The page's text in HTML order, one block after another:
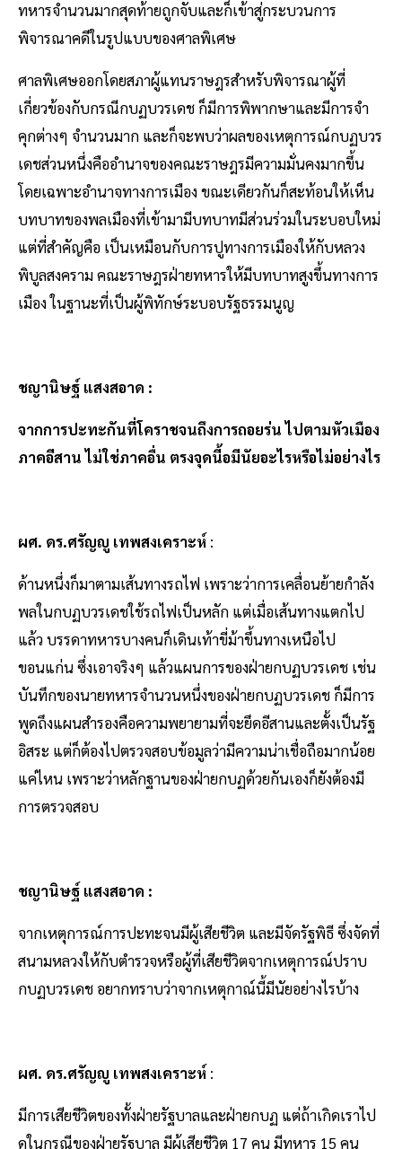
ทหารจำนวนมากสุดท้ายถูกจับและก็เข้าสู่กระบวนการ
พิจารณาคดีในรูปแบบของศาลพิเศษ
ศาลพิเศษออกโดยสภาผู้แทนราษฎรสำหรับพิจารณาผู้ที่
เกี่ยวข้องกับกรณีกบฏบวรเดช ก็มีการพิพากษาและมีการจำ
คุกต่างๆ จำนวนมาก และก็จะพบว่าผลของเหตุการณ์กบฏบวร
เดชส่วนหนึ่งคืออำนาจของคณะราษฎรมีความมั่นคงมากขึ้น
โดยเฉพาะอำนาจทางการเมือง ขณะเดียวกันก็สะท้อนให้เห็น
บทบาทของพลเมืองที่เข้ามามีบทบาทมีส่วนร่วมในระบอบใหม่
แต่ที่สำคัญคือ เป็นเหมือนกับการปูทางการเมืองให้กับหลวง
พิบูลสงคราม คณะราษฎรฝ่ายทหารให้มีบทบาทสูงขึ้นทางการ
เมือง ในฐานะที่เป็นผู้พิทักษ์ระบอบรัฐธรรมนูญ
ชญานิษฐ์ แสงสอาด :
จากการปะทะกันที่โคราชจนถึงการถอยร่น ไปตามหัวเมือง
ภาคอีสาน ไม่ใช่ภาคอื่น ตรงจุดนี้อมีนัยอะไรหรือไม่อย่างไร
ผศ. ดร.ศรัญญู เทพสงเคราะห์ :
ด้านหนึ่งก็มาตามเส้นทางรถไฟ เพราะว่าการเคลื่อนย้ายกำลัง
พลในกบฏบวรเดชใช้รถไฟเป็นหลัก แต่เมื่อเส้นทางแตกไป
แล้ว บรรดาทหารบางคนก็เดินเท้าขี่ม้าขึ้นทางเหนือไป
ขอนแก่น ซึ่งเอาจริงๆ แล้วแผนการของฝ่ายกบฏบวรเดช เช่น
บันทึกของนายทหารจำนวนหนึ่งของฝ่ายกบฏบวรเดช ก็มีการ
พูดถึงแผนสำรองคือความพยายามที่จะยึดอีสานและตั้งเป็นรัฐ
อิสระ แต่ก็ต้องไปตรวจสอบข้อมูลว่ามีความน่าเชื่อถือมากน้อย
แค่ไหน เพราะว่าหลักฐานของฝ่ายกบฏด้วยกันเองก็ยังต้องมี
การตรวจสอบ
ชญานิษฐ์ แสงสอาด :
จากเหตุการณ์การปะทะจนมีผู้เสียชีวิต และมีจัดรัฐพิธี ซึ่งจัดที่
สนามหลวงให้กับตำรวจหรือผู้ที่เสียชีวิตจากเหตุการณ์ปราบ
กบฏบวรเดช อยากทราบว่าจากเหตุกาณ์นี้มีนัยอย่างไรบ้าง
ผศ. ดร.ศรัญญู เทพสงเคราะห์ :
มีการเสียชีวิตของทั้งฝ่ายรัฐบาลและฝ่ายกบฏ แต่ถ้าเกิดเราไป
ดูในกรณีของฝ่ายรัฐบาล มีผู้เสียชีวิต 17 คน มีทหาร 15 คน